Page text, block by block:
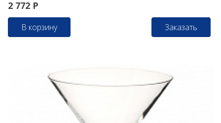
2 772 Р
В корзину Заказать